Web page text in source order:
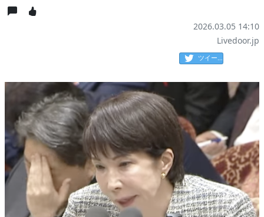
2026.03.05 14:10
Livedoor.jp
ツイート